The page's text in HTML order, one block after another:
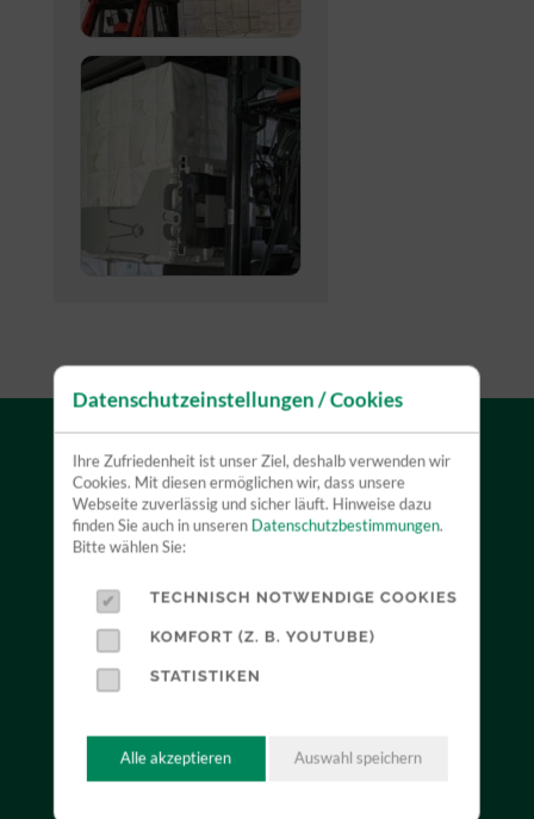
VERKAUF
Durch unsere Herstellerunabhängigkeit können wir
Sie neutral beraten und mit Ihnen zusammen das für
Sie optimale Produkt finden. Profitieren Sie dabei
von unserer jahrelangen Erfahrung.
Datenschutzeinstellungen / Cookies
Ihre Zufriedenheit ist unser Ziel, deshalb verwenden wir
Cookies. Mit diesen ermöglichen wir, dass unsere
Webseite zuverlässig und sicher läuft. Hinweise dazu
finden Sie auch in unseren Datenschutzbestimmungen.
Bitte wählen Sie:
TECHNISCH NOTWENDIGE COOKIES
KOMFORT (Z. B. YOUTUBE)
STATISTIKEN
Alle akzeptieren Auswahl speichern